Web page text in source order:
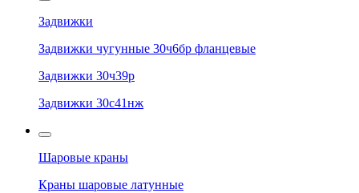
Задвижки
Задвижки чугунные 30ч6бр фланцевые
Задвижки 30ч39р
Задвижки 30с41нж
Шаровые краны
Краны шаровые латунные